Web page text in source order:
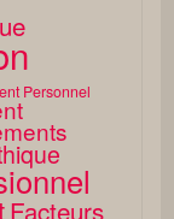
Personnel
Facteurs